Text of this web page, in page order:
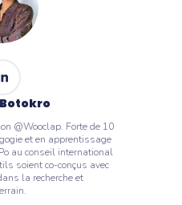
@Wooclap. Forte de 10
et en apprentissage
au conseil international
soient co-conçus avec
la recherche et